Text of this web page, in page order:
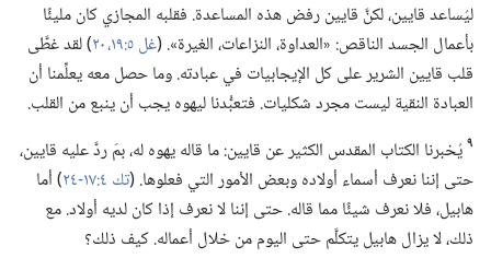
ليُساعد قايين،‏ لكنَّ قايين رفض هذه المساعدة.‏ فقلبه المجازي كان مليئًا
بأعمال الجسد الناقص:‏ «العداوة،‏ النزاعات،‏ الغيرة».‏ (‏غل ٥:‏١٩،‏ ٢٠
‏)‏ لقد غطَّى
قلب قايين الشرير على كل الإيجابيات في عبادته.‏ وما حصل معه يعلِّمنا أن
العبادة النقية ليست مجرد شكليات.‏ فتعبُّدنا ليهوه يجب أن ينبع من القلب.‏
٩يُخبرنا الكتاب المقدس الكثير عن قايين:‏ ما قاله يهوه له،‏ بمَ ردَّ عليه قايين،‏
حتى إننا نعرف أسماء أولاده وبعض الأمور التي فعلوها.‏ (‏تك ٤:‏١٧-‏٢٤
‏)‏ أما
هابيل،‏ فلا نعرف شيئًا مما قاله.‏ حتى إننا لا نعرف إذا كان لديه أولاد.‏ مع
ذلك،‏ لا يزال هابيل يتكلَّم حتى اليوم من خلال أعماله.‏ كيف ذلك؟‏